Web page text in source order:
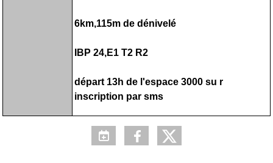
6km,115m de dénivelé
IBP 24,E1 T2 R2
départ 13h de l'espace 3000 su r
inscription par sms